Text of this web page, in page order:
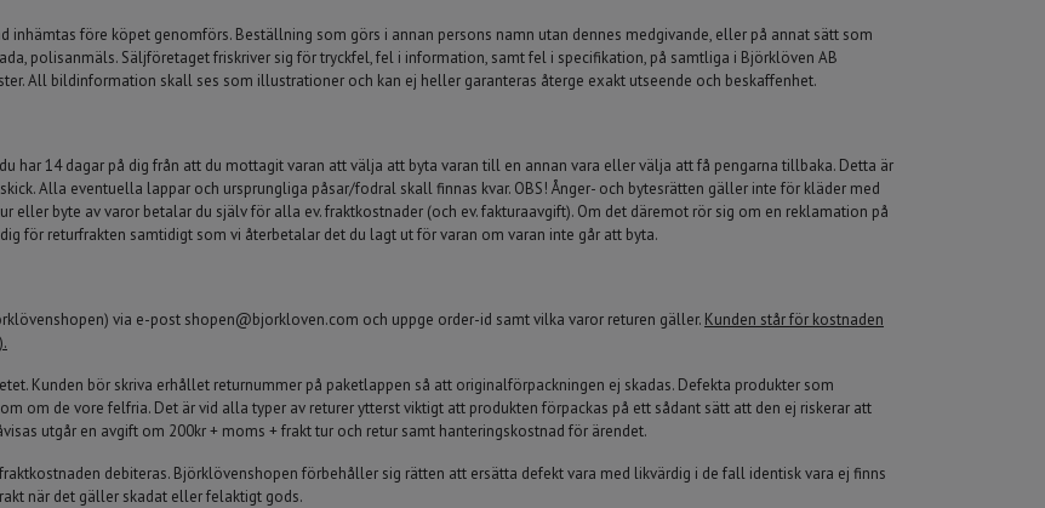
före köpet genomförs. Beställning som görs i annan persons namn utan dennes medgivande, eller på annat sätt som
polisanmäls. Säljföretaget friskriver sig för tryckfel, fel i information, samt fel i specifikation, på samtliga i Björklöven AB
All bildinformation skall ses som illustrationer och kan ej heller garanteras återge exakt utseende och beskaffenhet.
har 14 dagar på dig från att du mottagit varan att välja att byta varan till en annan vara eller välja att få pengarna tillbaka. Detta är
Alla eventuella lappar och ursprungliga påsar/fodral skall finnas kvar. OBS! Ånger- och bytesrätten gäller inte för kläder med
eller byte av varor betalar du själv för alla ev. fraktkostnader (och ev. fakturaavgift). Om det däremot rör sig om en reklamation på
för returfrakten samtidigt som vi återbetalar det du lagt ut för varan om varan inte går att byta.
via e-post shopen@bjorkloven.com och uppge order-id samt vilka varor returen gäller. Kunden står för kostnaden
Kunden bör skriva erhållet returnummer på paketlappen så att originalförpackningen ej skadas. Defekta produkter som
om de vore felfria. Det är vid alla typer av returer ytterst viktigt att produkten förpackas på ett sådant sätt att den ej riskerar att
utgår en avgift om 200kr + moms + frakt tur och retur samt hanteringskostnad för ärendet.
debiteras. Björklövenshopen förbehåller sig rätten att ersätta defekt vara med likvärdig i de fall identisk vara ej finns
när det gäller skadat eller felaktigt gods.